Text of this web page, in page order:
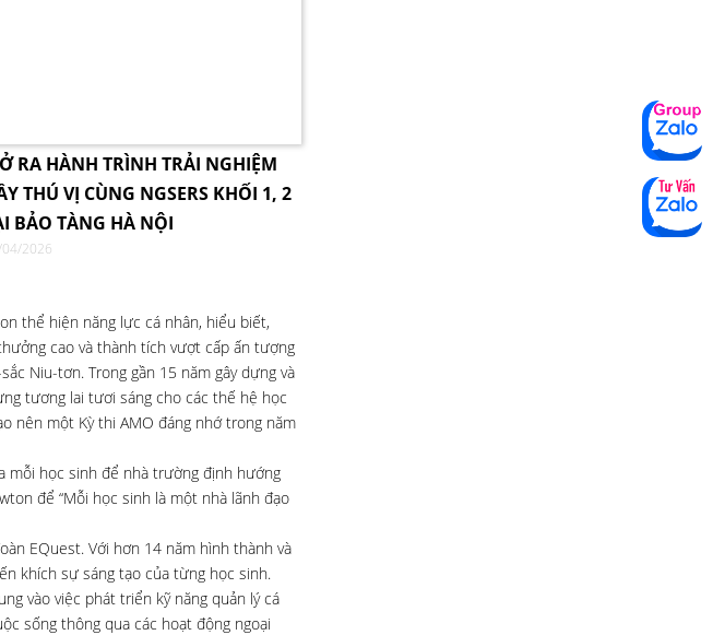
RA HÀNH TRÌNH TRẢI NGHIỆM
THÚ VỊ CÙNG NGSERS KHỐI 1, 2
BẢO TÀNG HÀ NỘI
2026
thể hiện năng lực cá nhân, hiểu biết,
cao và thành tích vượt cấp ấn tượng
Niu-tơn. Trong gần 15 năm gây dựng và
tương lai tươi sáng cho các thế hệ học
nên một Kỳ thi AMO đáng nhớ trong năm
mỗi học sinh để nhà trường định hướng
để “Mỗi học sinh là một nhà lãnh đạo
EQuest. Với hơn 14 năm hình thành và
khích sự sáng tạo của từng học sinh.
vào việc phát triển kỹ năng quản lý cá
sống thông qua các hoạt động ngoại